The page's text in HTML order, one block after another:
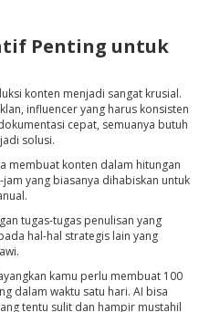
Penting untuk
konten menjadi sangat krusial.
influencer yang harus konsisten
cepat, semuanya butuh
solusi.
membuat konten dalam hitungan
yang biasanya dihabiskan untuk
tugas-tugas penulisan yang
hal-hal strategis lain yang
kamu perlu membuat 100
dalam waktu satu hari. AI bisa
tentu sulit dan hampir mustahil